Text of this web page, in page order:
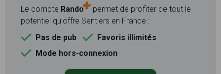
Le compte Rando
permet de profiter de tout le
potentiel qu'offre Sentiers en France :
Pas de pub
Favoris illimités
Mode hors-connexion